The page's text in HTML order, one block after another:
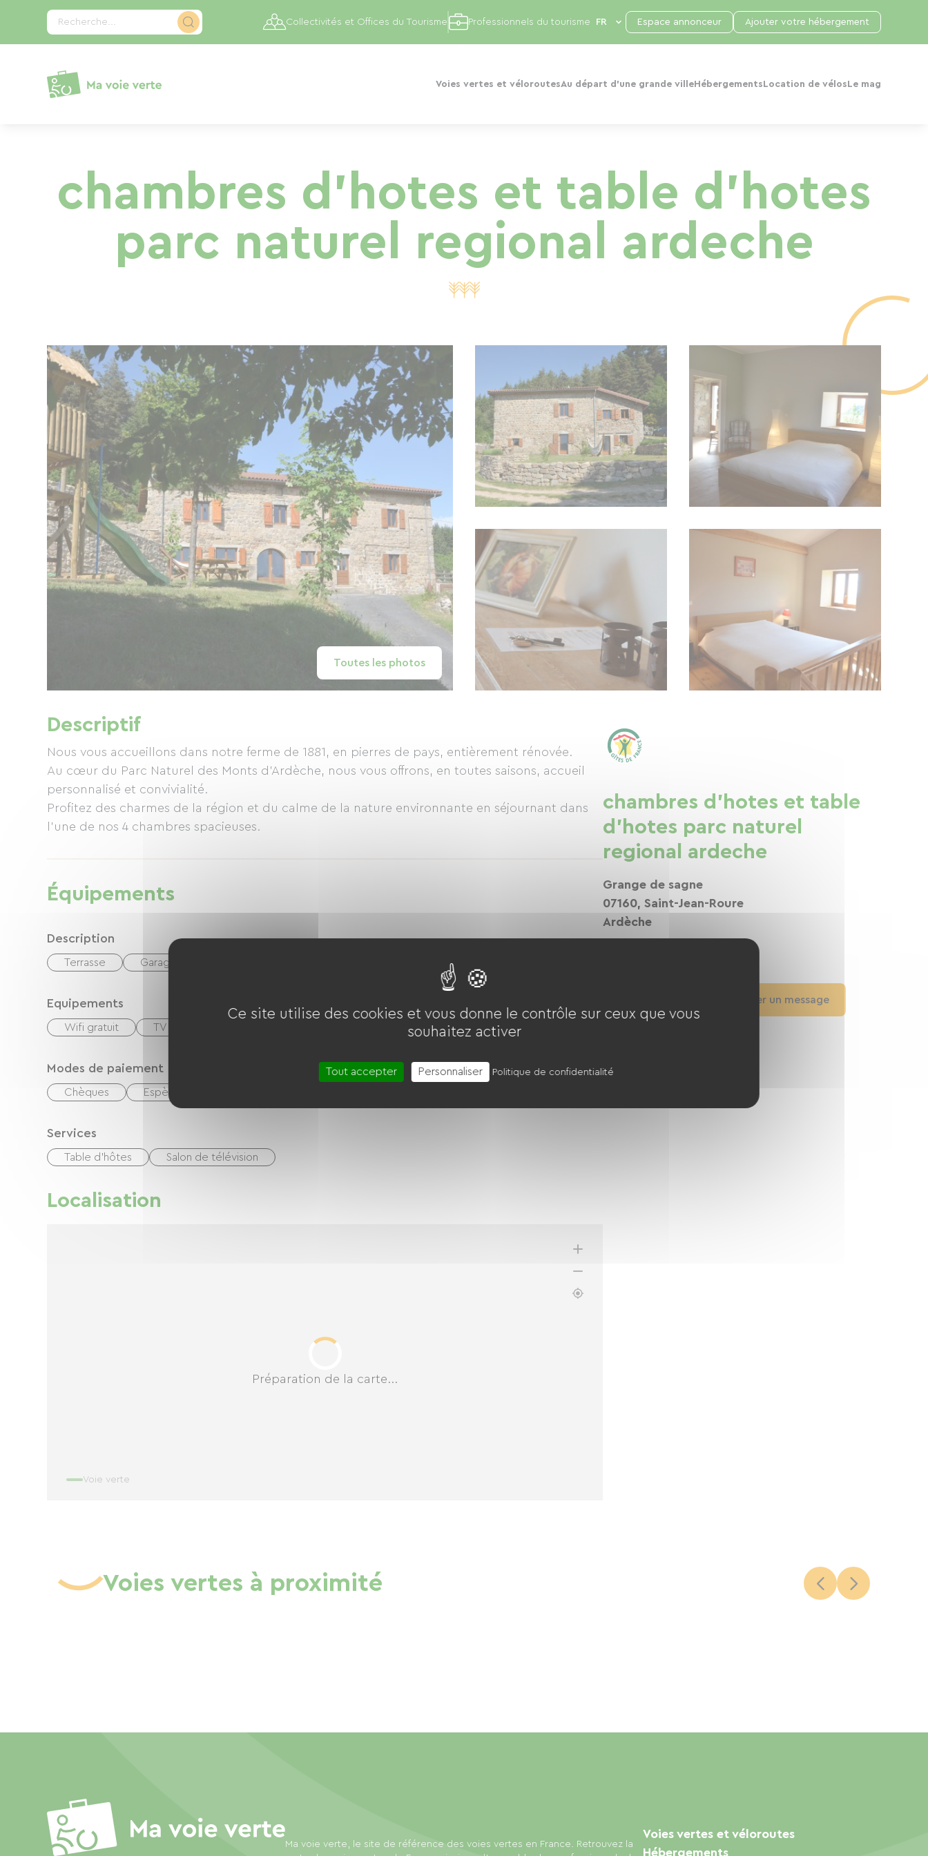
Recherche...
Voies vertes et véloroutesAu départ d'une grande ville Hébergements Location de vélos Le mag
Collectivités et Offices du Tourisme Professionnels du tourisme Espace annonceur Ajouter votre hébergement
chambres d'hotes et table d'hotes
parc naturel regional ardeche
Toutes les photos
Descriptif
Nous vous accueillons dans notre ferme de 1881, en pierres de pays, entièrement rénovée.
Au cœur du Parc Naturel des Monts d’Ardèche, nous vous offrons, en toutes saisons, accueil
personnalisé et convivialité.
Profitez des charmes de la région et du calme de la nature environnante en séjournant dans
l’une de nos 4 chambres spacieuses.
Équipements
Description
Terrasse Garage
Equipements
Wifi gratuit TV Salon de jardin Matériel Bébé
Modes de paiement
Chèques Espèces
Services
Table d'hôtes Salon de télévision
Localisation
Préparation de la carte...
Voie verte
chambres d'hotes et table
d'hotes parc naturel
regional ardeche
Grange de sagne
07160, Saint-Jean-Roure
Ardèche
Envoyer un message
Voies vertes à proximité
Ma voie verte, le site de référence des voies vertes en France. Retrouvez la
Voies vertes et véloroutes
Hébergements
Panneau de gestion des cookies
Ce site utilise des cookies et vous donne le contrôle sur ceux que vous
souhaitez activer
Tout accepter Personnaliser Politique de confidentialité